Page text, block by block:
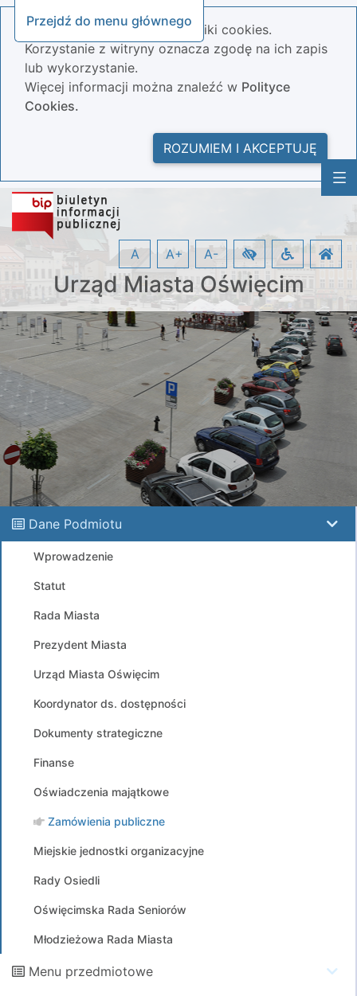
Przejdź do menu głównego
Nasza strona wykorzystuje pliki cookies.
Korzystanie z witryny oznacza zgodę na ich zapis
lub wykorzystanie.
Więcej informacji można znaleźć w Polityce
Cookies.
ROZUMIEM I AKCEPTUJĘ
Urząd Miasta Oświęcim
A A+ A-
Dane Podmiotu
Wprowadzenie
Statut
Rada Miasta
Prezydent Miasta
Urząd Miasta Oświęcim
Koordynator ds. dostępności
Dokumenty strategiczne
Finanse
Oświadczenia majątkowe
Zamówienia publiczne
Miejskie jednostki organizacyjne
Rady Osiedli
Oświęcimska Rada Seniorów
Młodzieżowa Rada Miasta
Menu przedmiotowe